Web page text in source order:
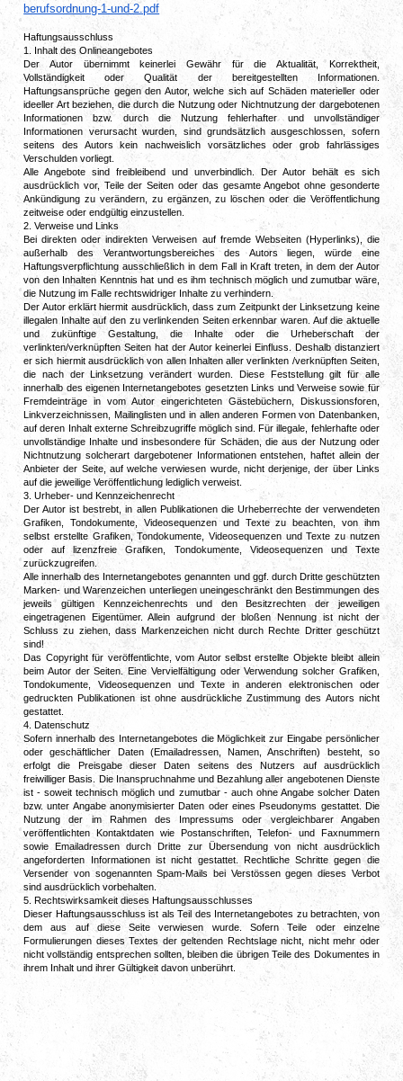
berufsordnung-1-und-2.pdf
Haftungsausschluss
1. Inhalt des Onlineangebotes
Der Autor übernimmt keinerlei Gewähr für die Aktualität, Korrektheit,
Vollständigkeit oder Qualität der bereitgestellten Informationen.
Haftungsansprüche gegen den Autor, welche sich auf Schäden materieller oder
ideeller Art beziehen, die durch die Nutzung oder Nichtnutzung der dargebotenen
Informationen bzw. durch die Nutzung fehlerhafter und unvollständiger
Informationen verursacht wurden, sind grundsätzlich ausgeschlossen, sofern
seitens des Autors kein nachweislich vorsätzliches oder grob fahrlässiges
Verschulden vorliegt.
Alle Angebote sind freibleibend und unverbindlich. Der Autor behält es sich
ausdrücklich vor, Teile der Seiten oder das gesamte Angebot ohne gesonderte
Ankündigung zu verändern, zu ergänzen, zu löschen oder die Veröffentlichung
zeitweise oder endgültig einzustellen.
2. Verweise und Links
Bei direkten oder indirekten Verweisen auf fremde Webseiten (Hyperlinks), die
außerhalb des Verantwortungsbereiches des Autors liegen, würde eine
Haftungsverpflichtung ausschließlich in dem Fall in Kraft treten, in dem der Autor
von den Inhalten Kenntnis hat und es ihm technisch möglich und zumutbar wäre,
die Nutzung im Falle rechtswidriger Inhalte zu verhindern.
Der Autor erklärt hiermit ausdrücklich, dass zum Zeitpunkt der Linksetzung keine
illegalen Inhalte auf den zu verlinkenden Seiten erkennbar waren. Auf die aktuelle
und zukünftige Gestaltung, die Inhalte oder die Urheberschaft der
verlinkten/verknüpften Seiten hat der Autor keinerlei Einfluss. Deshalb distanziert
er sich hiermit ausdrücklich von allen Inhalten aller verlinkten /verknüpften Seiten,
die nach der Linksetzung verändert wurden. Diese Feststellung gilt für alle
innerhalb des eigenen Internetangebotes gesetzten Links und Verweise sowie für
Fremdeinträge in vom Autor eingerichteten Gästebüchern, Diskussionsforen,
Linkverzeichnissen, Mailinglisten und in allen anderen Formen von Datenbanken,
auf deren Inhalt externe Schreibzugriffe möglich sind. Für illegale, fehlerhafte oder
unvollständige Inhalte und insbesondere für Schäden, die aus der Nutzung oder
Nichtnutzung solcherart dargebotener Informationen entstehen, haftet allein der
Anbieter der Seite, auf welche verwiesen wurde, nicht derjenige, der über Links
auf die jeweilige Veröffentlichung lediglich verweist.
3. Urheber- und Kennzeichenrecht
Der Autor ist bestrebt, in allen Publikationen die Urheberrechte der verwendeten
Grafiken, Tondokumente, Videosequenzen und Texte zu beachten, von ihm
selbst erstellte Grafiken, Tondokumente, Videosequenzen und Texte zu nutzen
oder auf lizenzfreie Grafiken, Tondokumente, Videosequenzen und Texte
zurückzugreifen.
Alle innerhalb des Internetangebotes genannten und ggf. durch Dritte geschützten
Marken- und Warenzeichen unterliegen uneingeschränkt den Bestimmungen des
jeweils gültigen Kennzeichenrechts und den Besitzrechten der jeweiligen
eingetragenen Eigentümer. Allein aufgrund der bloßen Nennung ist nicht der
Schluss zu ziehen, dass Markenzeichen nicht durch Rechte Dritter geschützt
sind!
Das Copyright für veröffentlichte, vom Autor selbst erstellte Objekte bleibt allein
beim Autor der Seiten. Eine Vervielfältigung oder Verwendung solcher Grafiken,
Tondokumente, Videosequenzen und Texte in anderen elektronischen oder
gedruckten Publikationen ist ohne ausdrückliche Zustimmung des Autors nicht
gestattet.
4. Datenschutz
Sofern innerhalb des Internetangebotes die Möglichkeit zur Eingabe persönlicher
oder geschäftlicher Daten (Emailadressen, Namen, Anschriften) besteht, so
erfolgt die Preisgabe dieser Daten seitens des Nutzers auf ausdrücklich
freiwilliger Basis. Die Inanspruchnahme und Bezahlung aller angebotenen Dienste
ist - soweit technisch möglich und zumutbar - auch ohne Angabe solcher Daten
bzw. unter Angabe anonymisierter Daten oder eines Pseudonyms gestattet. Die
Nutzung der im Rahmen des Impressums oder vergleichbarer Angaben
veröffentlichten Kontaktdaten wie Postanschriften, Telefon- und Faxnummern
sowie Emailadressen durch Dritte zur Übersendung von nicht ausdrücklich
angeforderten Informationen ist nicht gestattet. Rechtliche Schritte gegen die
Versender von sogenannten Spam-Mails bei Verstössen gegen dieses Verbot
sind ausdrücklich vorbehalten.
5. Rechtswirksamkeit dieses Haftungsausschlusses
Dieser Haftungsausschluss ist als Teil des Internetangebotes zu betrachten, von
dem aus auf diese Seite verwiesen wurde. Sofern Teile oder einzelne
Formulierungen dieses Textes der geltenden Rechtslage nicht, nicht mehr oder
nicht vollständig entsprechen sollten, bleiben die übrigen Teile des Dokumentes in
ihrem Inhalt und ihrer Gültigkeit davon unberührt.